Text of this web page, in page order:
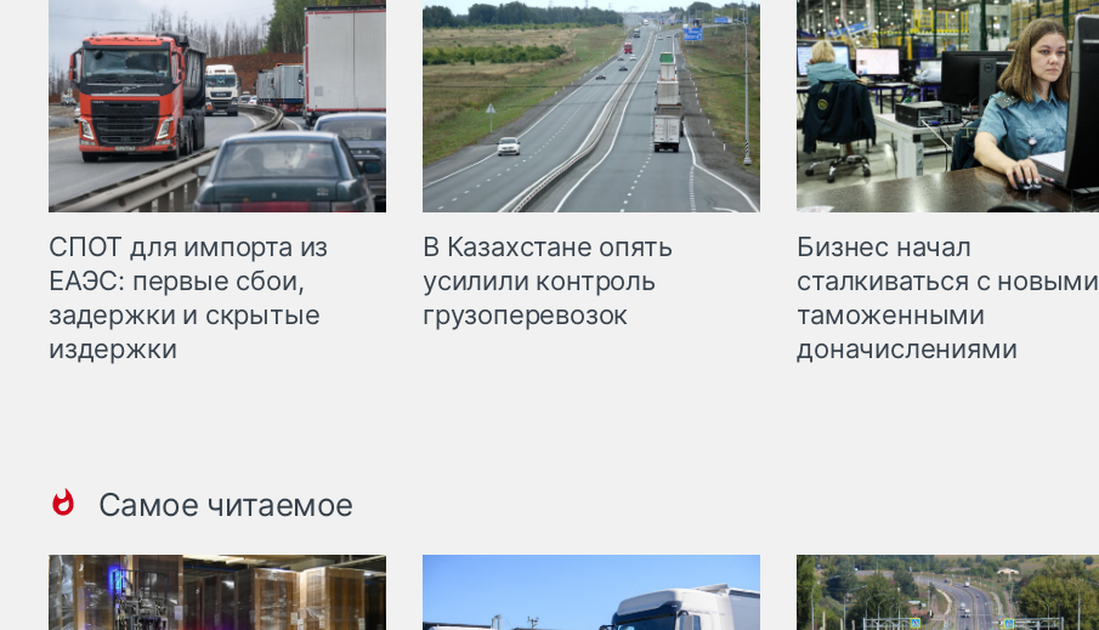
СПОТ для импорта из
ЕАЭС: первые сбои,
задержки и скрытые
издержки
В Казахстане опять
усилили контроль
грузоперевозок
Бизнес начал
сталкиваться с новыми
таможенными
доначислениями
Самое читаемое